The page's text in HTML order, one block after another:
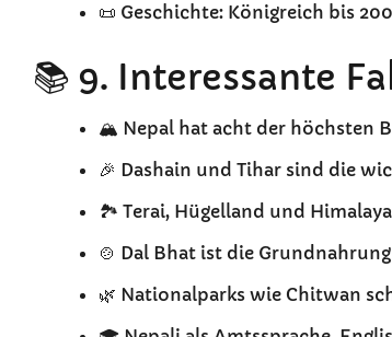
📜 Geschichte: Königreich bis
📚 9. Interessante
🏔️ Nepal hat acht der höchsten
🎉 Dashain und Tihar sind die
🏞️ Terai, Hügelland und
🍲 Dal Bhat ist die
🌿 Nationalparks wie Chitwan